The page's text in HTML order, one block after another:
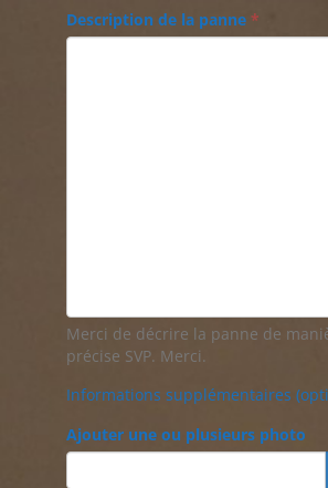
Description de la panne *
Merci de décrire la panne de
précise SVP. Merci.
Informations supplémentaires
Ajouter une ou plusieurs photo